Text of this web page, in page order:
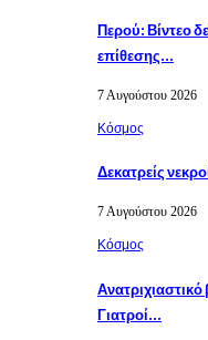
Περού: Βίντεο
επίθεσης…
7 Αυγούστου 2026
Κόσμος
Δεκατρείς
7 Αυγούστου 2026
Κόσμος
Γιατροί…